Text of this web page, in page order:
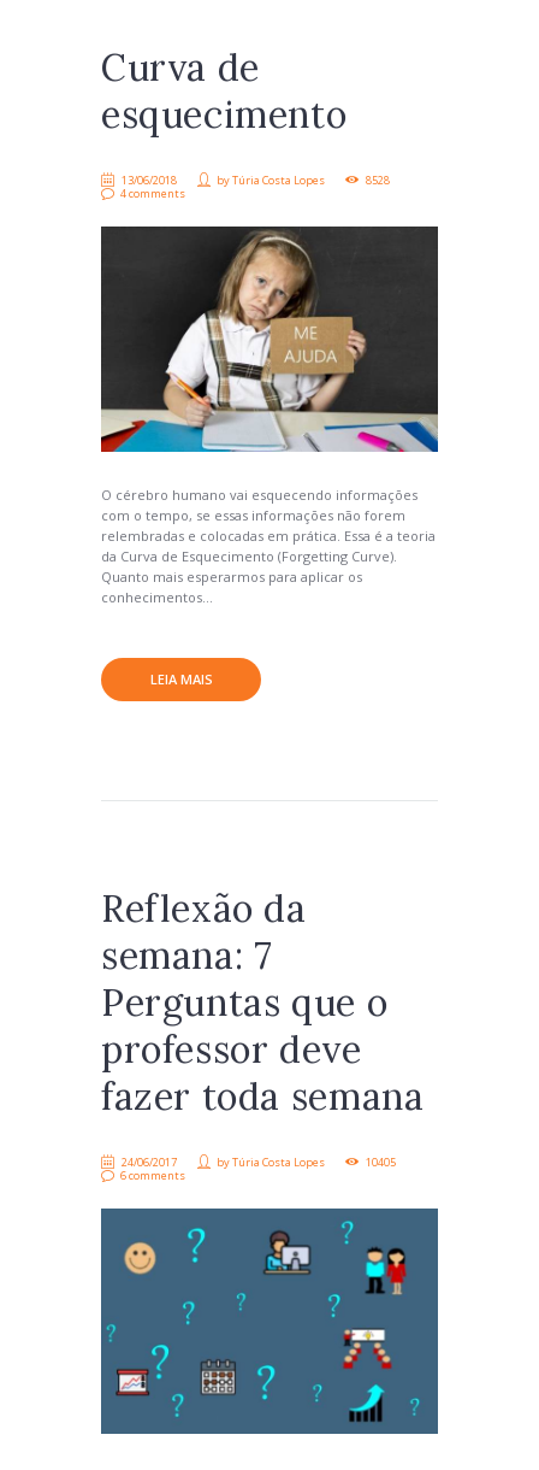
Curva de
esquecimento
13/06/2018 byTúria Costa Lopes
8528
4 comments
O cérebro humano vai esquecendo informações
com o tempo, se essas informações não forem
relembradas e colocadas em prática. Essa é a teoria
da Curva de Esquecimento (Forgetting Curve).
Quanto mais esperarmos para aplicar os
conhecimentos...
LEIA MAIS
Reflexão da
semana: 7
Perguntas que o
professor deve
fazer toda semana
24/06/2017 byTúria Costa Lopes
10405
6 comments